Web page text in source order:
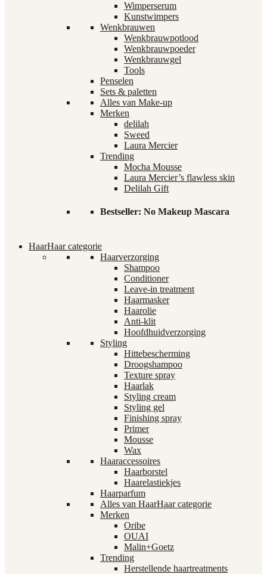
Wimperserum
Kunstwimpers
Wenkbrauwen
Wenkbrauwpotlood
Wenkbrauwpoeder
Wenkbrauwgel
Tools
Penselen
Sets & paletten
Alles van Make-up
Merken
delilah
Sweed
Laura Mercier
Trending
Mocha Mousse
Laura Mercier’s flawless skin
Delilah Gift
Bestseller: No Makeup Mascara
HaarHaar categorie
Haarverzorging
Shampoo
Conditioner
Leave-in treatment
Haarmasker
Haarolie
Anti-klit
Hoofdhuidverzorging
Styling
Hittebescherming
Droogshampoo
Texture spray
Haarlak
Styling cream
Styling gel
Finishing spray
Primer
Mousse
Wax
Haaraccessoires
Haarborstel
Haarelastiekjes
Haarparfum
Alles van HaarHaar categorie
Merken
Oribe
OUAI
Malin+Goetz
Trending
Herstellende haartreatments